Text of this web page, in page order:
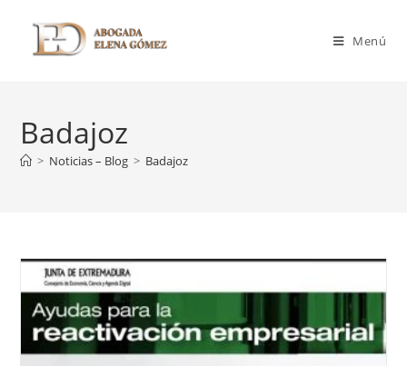
Menú
Badajoz
> Noticias – Blog > Badajoz